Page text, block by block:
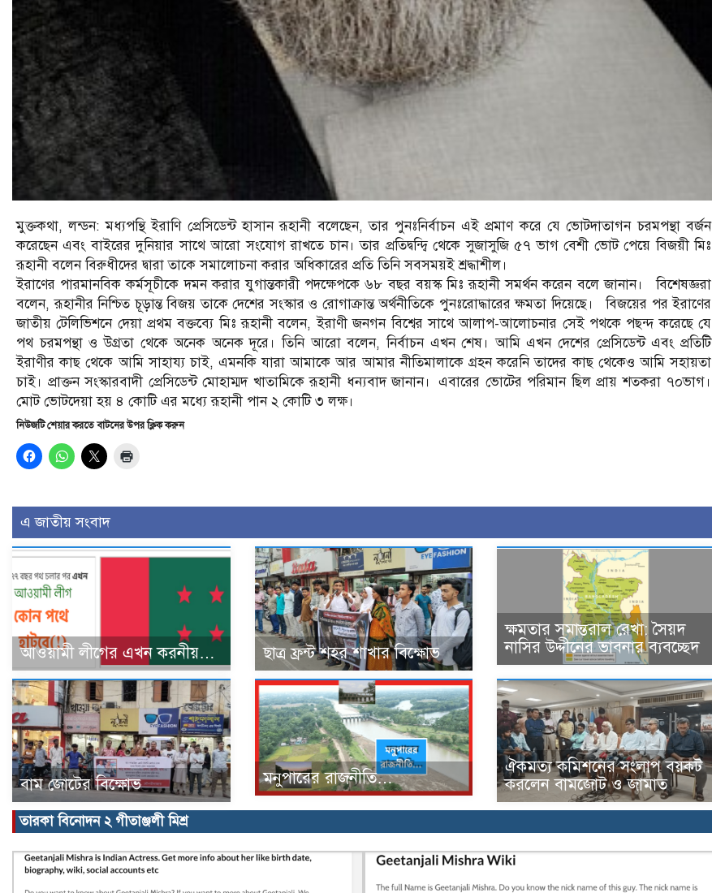
মুক্তকথা, লন্ডন: মধ্যপন্থি ইরাণি প্রেসিডেন্ট হাসান রূহানী বলেছেন, তার পুনঃনির্বাচন এই প্রমাণ করে যে ভোটদাতাগন চরমপন্থা বর্জন
করেছেন এবং বাইরের দুনিয়ার সাথে আরো সংযোগ রাখতে চান। তার প্রতিদ্বন্দ্বি থেকে সুজাসুজি ৫৭ ভাগ বেশী ভোট পেয়ে বিজয়ী মিঃ
রূহানী বলেন বিরুধীদের দ্বারা তাকে সমালোচনা করার অধিকারের প্রতি তিনি সবসময়ই শ্রদ্ধাশীল।
ইরাণের পারমানবিক কর্মসূচীকে দমন করার যুগান্তকারী পদক্ষেপকে ৬৮ বছর বয়স্ক মিঃ রূহানী সমর্থন করেন বলে জানান। বিশেষজ্ঞরা
বলেন, রূহানীর নিশ্চিত চূড়ান্ত বিজয় তাকে দেশের সংস্কার ও রোগাক্রান্ত অর্থনীতিকে পুনঃরোদ্ধারের ক্ষমতা দিয়েছে। বিজয়ের পর ইরাণের
জাতীয় টেলিভিশনে দেয়া প্রথম বক্তব্যে মিঃ রূহানী বলেন, ইরাণী জনগন বিশ্বের সাথে আলাপ-আলোচনার সেই পথকে পছন্দ করেছে যে
পথ চরমপন্থা ও উগ্রতা থেকে অনেক অনেক দূরে। তিনি আরো বলেন, নির্বাচন এখন শেষ। আমি এখন দেশের প্রেসিডেন্ট এবং প্রতিটি
ইরাণীর কাছ থেকে আমি সাহায্য চাই, এমনকি যারা আমাকে আর আমার নীতিমালাকে গ্রহন করেনি তাদের কাছ থেকেও আমি সহায়তা
চাই। প্রাক্তন সংস্কারবাদী প্রেসিডেন্ট মোহাম্মদ খাতামিকে রূহানী ধন্যবাদ জানান। এবারের ভোটের পরিমান ছিল প্রায় শতকরা ৭০ভাগ।
মোট ভোটদেয়া হয় ৪ কোটি এর মধ্যে রূহানী পান ২ কোটি ৩ লক্ষ।
নিউজটি শেয়ার করতে বাটনের উপর ক্লিক করুন
এ জাতীয় সংবাদ
আওয়ামী লীগের এখন করনীয়… ছাত্র ফ্রন্ট শহর শাখার বিক্ষোভ
ক্ষমতার সমান্তরাল রেখা: সৈয়দ
নাসির উদ্দীনের ভাবনার ব্যবচ্ছেদ
বাম জোটের বিক্ষোভ মনুপারের রাজনীতি…
ঐকমত্য কমিশনের সংলাপ বয়কট
করলেন বামজোট ও জামাত
তারকা বিনোদন ২ গীতাঞ্জলী মিশ্র